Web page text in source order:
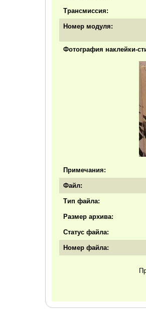
Трансмиссия:
Номер модуля:
Фотография наклейки-
Примечания:
Файл:
Тип файла:
Размер архива:
Статус файла:
Номер файла: